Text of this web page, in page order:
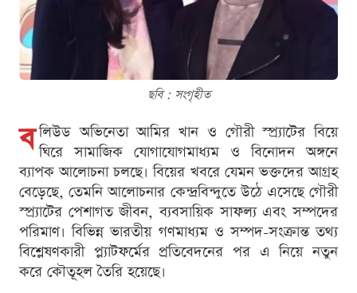
ছবি : সংগৃহীত
ব লিউড অভিনেতা আমির খান ও গৌরী স্প্র্যাটের বিয়ে
ঘিরে সামাজিক যোগাযোগমাধ্যম ও বিনোদন অঙ্গনে
ব্যাপক আলোচনা চলছে। বিয়ের খবরে যেমন ভক্তদের আগ্রহ
বেড়েছে, তেমনি আলোচনার কেন্দ্রবিন্দুতে উঠে এসেছে গৌরী
স্প্র্যাটের পেশাগত জীবন, ব্যবসায়িক সাফল্য এবং সম্পদের
পরিমাণ। বিভিন্ন ভারতীয় গণমাধ্যম ও সম্পদ-সংক্রান্ত তথ্য
বিশ্লেষণকারী প্ল্যাটফর্মের প্রতিবেদনের পর এ নিয়ে নতুন
করে কৌতূহল তৈরি হয়েছে।